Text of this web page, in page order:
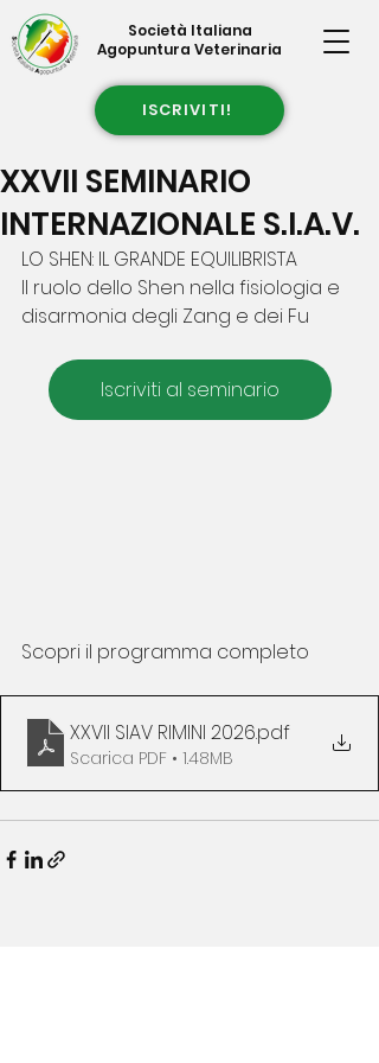
Società Italiana
Agopuntura Veterinaria
ISCRIVITI!
XXVII SEMINARIO
INTERNAZIONALE S.I.A.V.
LO SHEN: IL GRANDE EQUILIBRISTA
Il ruolo dello Shen nella fisiologia e
disarmonia degli Zang e dei Fu
Iscriviti al seminario
Scopri il programma completo
XXVII SIAV RIMINI 2026.pdf
Scarica PDF • 1.48MB